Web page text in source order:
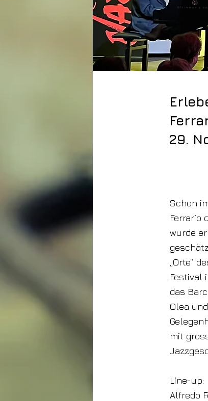
29.
Schon
Ferrario
wurde
„Orte“
Festival
das
Olea
mit
Line-up:
Alfredo